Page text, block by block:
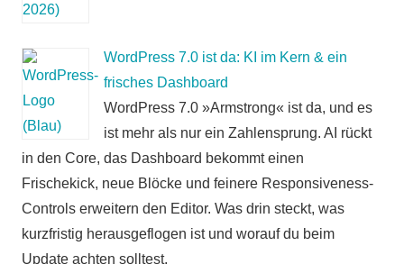
WordPress 7.0 ist da: KI im Kern & ein
frisches Dashboard
WordPress 7.0 »Armstrong« ist da, und es
ist mehr als nur ein Zahlensprung. AI rückt
in den Core, das Dashboard bekommt einen
Frischekick, neue Blöcke und feinere Responsiveness-
Controls erweitern den Editor. Was drin steckt, was
kurzfristig herausgeflogen ist und worauf du beim
Update achten solltest.